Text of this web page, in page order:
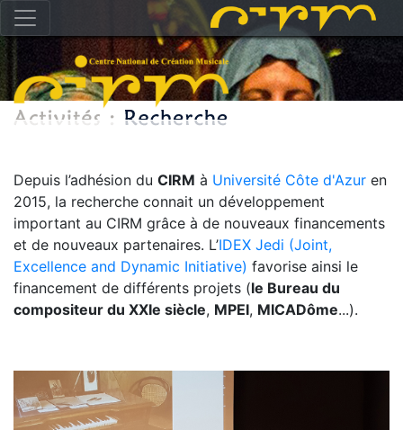
Depuis l’adhésion du CIRM à Université Côte d'Azur en
2015, la recherche connait un développement
important au CIRM grâce à de nouveaux financements
et de nouveaux partenaires. L’IDEX Jedi (Joint,
Excellence and Dynamic Initiative) favorise ainsi le
financement de différents projets (le Bureau du
compositeur du XXIe siècle, MPEI, MICADôme...).